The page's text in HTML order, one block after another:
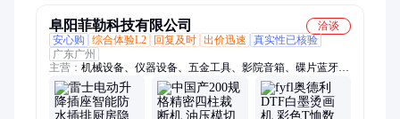
阜阳菲勒科技有限公司
洽谈
安心购
综合体验L2 回复及时 出价迅速
真实性已核验
广东广州
主营： 机械设备、仪器设备、五金工具、影院音箱、碟片蓝牙播
放机、数码印花机、生化培养箱、石油干洗机、无刷充电锤、水
准仪、酒精测试仪、公共饮水机、工业洗衣机、混凝土养护箱、
迷你绣花机、螺杆式闸门、排卵测定仪、激光水平仪、电子平水